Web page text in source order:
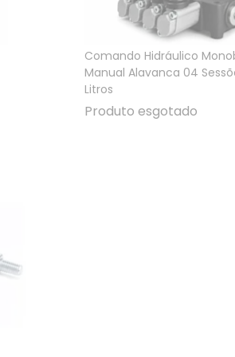
Comando Hidráulico
Manual Alavanca 04
Litros
Produto esgotado